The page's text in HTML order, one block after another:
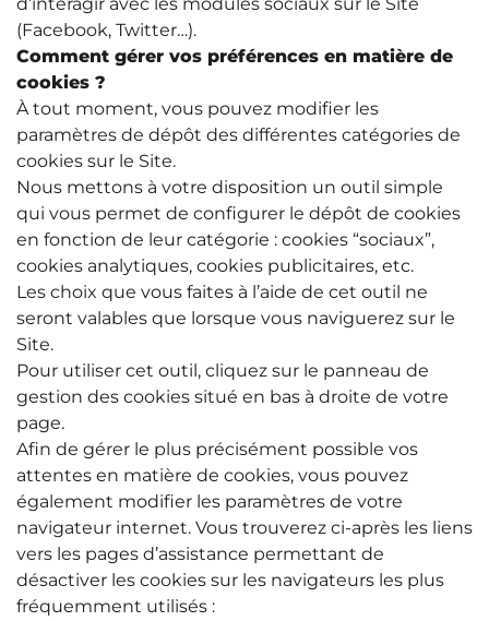
(Facebook, Twitter…).
Comment gérer vos préférences en matière de
cookies ?
À tout moment, vous pouvez modifier les
paramètres de dépôt des différentes catégories de
cookies sur le Site.
Nous mettons à votre disposition un outil simple
qui vous permet de configurer le dépôt de cookies
en fonction de leur catégorie : cookies “sociaux”,
cookies analytiques, cookies publicitaires, etc.
Les choix que vous faites à l’aide de cet outil ne
seront valables que lorsque vous naviguerez sur le
Site.
Pour utiliser cet outil, cliquez sur le panneau de
gestion des cookies situé en bas à droite de votre
page.
Afin de gérer le plus précisément possible vos
attentes en matière de cookies, vous pouvez
également modifier les paramètres de votre
navigateur internet. Vous trouverez ci-après les liens
vers les pages d’assistance permettant de
désactiver les cookies sur les navigateurs les plus
fréquemment utilisés :